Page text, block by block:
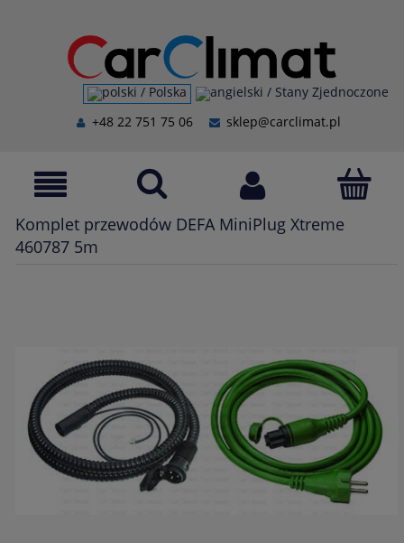
+48 22 751 75 06 sklep@carclimat.pl
Komplet przewodów DEFA MiniPlug Xtreme
460787 5m